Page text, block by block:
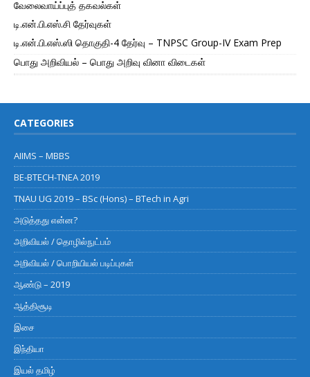
வேலைவாய்ப்புத் தகவல்கள்
டி.என்.பி.எஸ்.சி தேர்வுகள்
டி.என்.பி.எஸ்.ஸி தொகுதி-4 தேர்வு – TNPSC Group-IV Exam Prep
பொது அறிவியல் – பொது அறிவு வினா விடைகள்
CATEGORIES
AIIMS – MBBS
BE-BTECH-TNEA 2019
TNAU UG 2019 – BSc (Hons) – BTech in Agri
அடுத்தது என்ன?
அறிவியல் / தொழில்நுட்பம்
அறிவியல் / பொறியியல் படிப்புகள்
ஆண்டு – 2019
ஆத்திசூடி
இசை
இந்தியா
இயல் தமிழ்